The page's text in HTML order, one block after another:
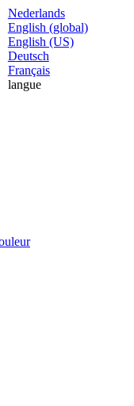
Nederlands
English (global)
English (US)
Deutsch
Français
langue